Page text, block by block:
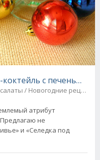
с печенью
атрибут
не
и «Селедка под